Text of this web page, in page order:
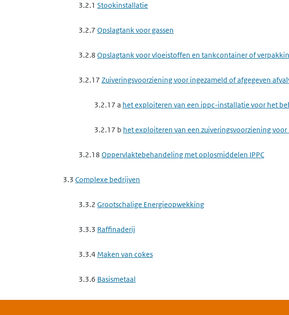
3.2.1 Stookinstallatie
3.2.7 Opslagtank voor gassen
3.2.8 Opslagtank voor vloeistoffen en tankcontainer of
3.2.17 Zuiveringsvoorziening voor ingezameld of afgegeven
3.2.17 a het exploiteren van een ippc-installatie voor het
3.2.17 b het exploiteren van een zuiveringsvoorziening
3.2.18 Oppervlaktebehandeling met oplosmiddelen IPPC
3.3 Complexe bedrijven
3.3.2 Grootschalige Energieopwekking
3.3.3 Raffinaderij
3.3.4 Maken van cokes
3.3.6 Basismetaal